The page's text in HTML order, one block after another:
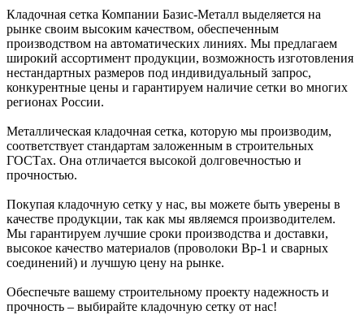
Кладочная сетка Компании Базис-Металл выделяется на
рынке своим высоким качеством, обеспеченным
производством на автоматических линиях. Мы предлагаем
широкий ассортимент продукции, возможность изготовления
нестандартных размеров под индивидуальный запрос,
конкурентные цены и гарантируем наличие сетки во многих
регионах России.
Металлическая кладочная сетка, которую мы производим,
соответствует стандартам заложенным в строительных
ГОСТах. Она отличается высокой долговечностью и
прочностью.
Покупая кладочную сетку у нас, вы можете быть уверены в
качестве продукции, так как мы являемся производителем.
Мы гарантируем лучшие сроки производства и доставки,
высокое качество материалов (проволоки Вр-1 и сварных
соединений) и лучшую цену на рынке.
Обеспечьте вашему строительному проекту надежность и
прочность – выбирайте кладочную сетку от нас!